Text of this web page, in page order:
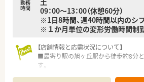
勤務
時間
09：00～13：00（休憩60分）
※1日8時間、週40時間以内のシ
※１か月単位の変形労働時間制
【店舗情報と応需状況について】
■最寄り駅の旭ヶ丘駅から徒歩約8分
す。